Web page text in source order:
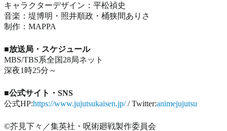
キャラクターデザイン：平松禎史
音楽：堤博明・照井順政・桶狭間ありさ
制作：MAPPA
■放送局・スケジュール
MBS/TBS系全国28局ネット
深夜1時25分～
■公式サイト・SNS
公式HP:https://www.jujutsukaisen.jp// Twitter:animejujutsu
©芥見下々／集英社・呪術廻戦製作委員会